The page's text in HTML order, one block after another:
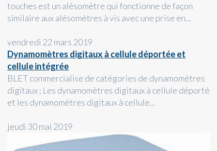
touches est un alésomètre qui fonctionne de façon
similaire aux alésomètres à vis avec une prise en...
vendredi 22 mars 2019
Dynamomètres digitaux à cellule déportée et
cellule intégrée
BLET commercialise de catégories de dynamomètres
digitaux ; Les dynamomètres digitaux à cellule déporté
et les dynamomètres digitaux à cellule...
jeudi 30 mai 2019